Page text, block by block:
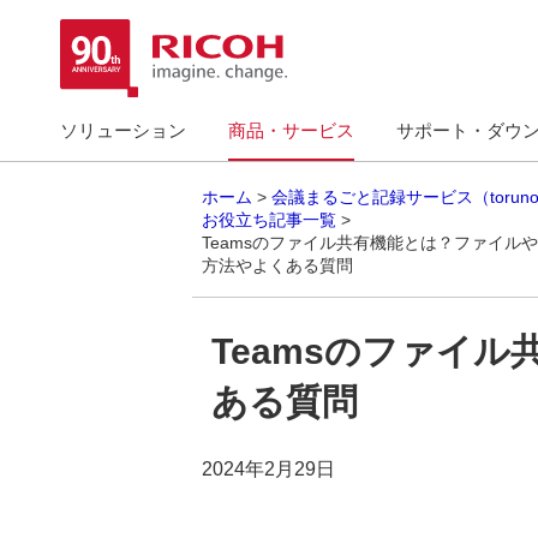
ソリューション 商品・サービス サポート・ダウ
ホーム
会議まるごと記録サービス（
お役立ち記事一覧
Teamsのファイル共有機能とは？ファイル
方法やよくある質問
Teamsのファイル
ある質問
2024年2月29日